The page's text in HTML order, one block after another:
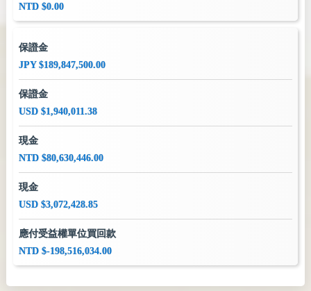
NTD $0.00
保證金
JPY $189,847,500.00
保證金
USD $1,940,011.38
現金
NTD $80,630,446.00
現金
USD $3,072,428.85
應付受益權單位買回款
NTD $-198,516,034.00